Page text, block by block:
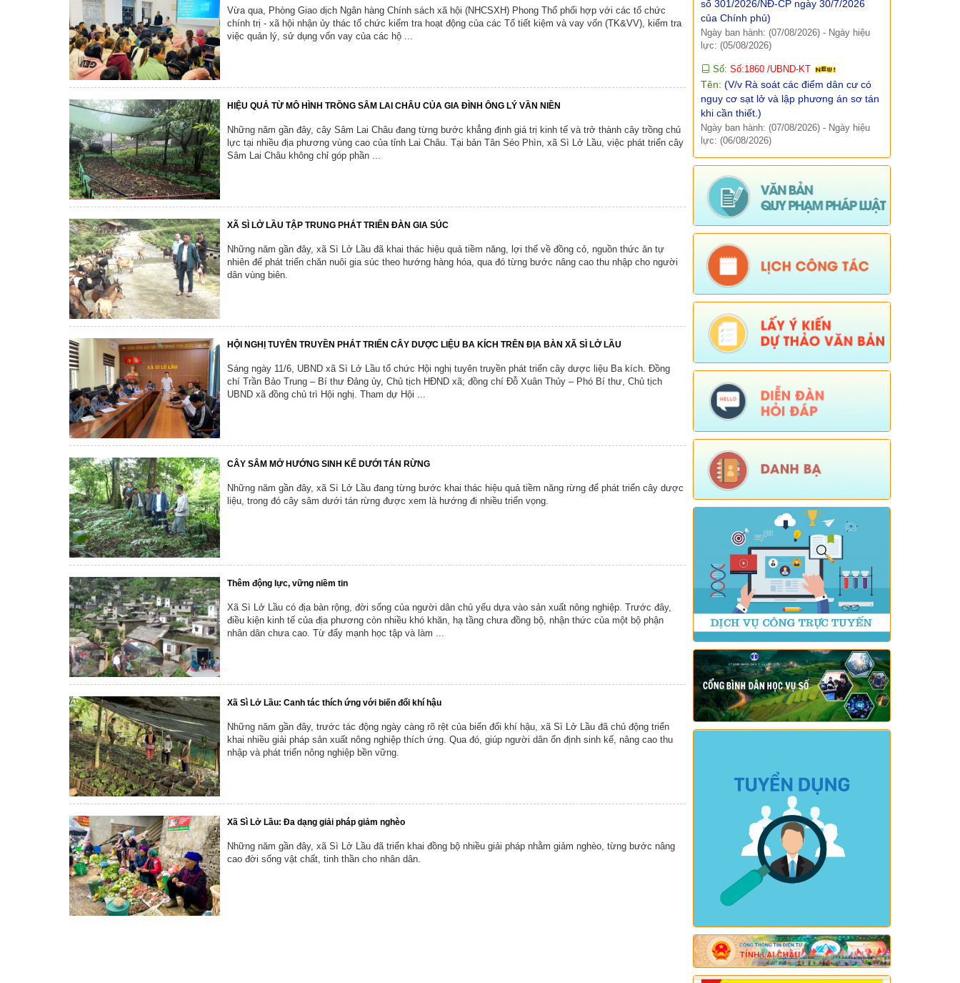
Tổ chức khác
Ban xây dựng đảng
Người tốt , việc tốt
Hoạt động của HĐND xã
Hoạt động của UBND xã
Chuyển đổi số và bình dân học vụ số
Thể thao
Chương trình công tác, giấy mời
UBND xã
UBND tỉnh Lai Châu
Chứng khoán Báo cáo, số liệu thống kê
Văn bản quy phạm pháp luật
Lịch công tác
Kết quả chương trình, đề tài khoa học
Vừa qua, Phòng Giao dịch Ngân hàng Chính sách xã hội (NHCSXH) Phong Thổ phối hợp với các tổ chức
chính trị - xã hội nhận ủy thác tổ chức kiểm tra hoạt động của các Tổ tiết kiệm và vay vốn (TK&VV), kiểm tra
việc quản lý, sử dụng vốn vay của các hộ ...
HIỆU QUẢ TỪ MÔ HÌNH TRỒNG SÂM LAI CHÂU CỦA GIA ĐÌNH ÔNG LÝ VẦN NIỀN
Những năm gần đây, cây Sâm Lai Châu đang từng bước khẳng định giá trị kinh tế và trở thành cây trồng chủ
lực tại nhiều địa phương vùng cao của tỉnh Lai Châu. Tại bản Tân Séo Phìn, xã Sì Lở Lầu, việc phát triển cây
Sâm Lai Châu không chỉ góp phần ...
XÃ SÌ LỞ LẦU TẬP TRUNG PHÁT TRIỂN ĐÀN GIA SÚC
Những năm gần đây, xã Sì Lở Lầu đã khai thác hiệu quả tiềm năng, lợi thế về đồng cỏ, nguồn thức ăn tự
nhiên để phát triển chăn nuôi gia súc theo hướng hàng hóa, qua đó từng bước nâng cao thu nhập cho người
dân vùng biên.
HỘI NGHỊ TUYÊN TRUYỀN PHÁT TRIỂN CÂY DƯỢC LIỆU BA KÍCH TRÊN ĐỊA BÀN XÃ SÌ LỞ LẦU
Sáng ngày 11/6, UBND xã Sì Lở Lầu tổ chức Hội nghị tuyên truyền phát triển cây dược liệu Ba kích. Đồng
chí Trần Bảo Trung – Bí thư Đảng ủy, Chủ tịch HĐND xã; đồng chí Đỗ Xuân Thủy – Phó Bí thư, Chủ tịch
UBND xã đồng chủ trì Hội nghị. Tham dự Hội ...
CÂY SÂM MỞ HƯỚNG SINH KẾ DƯỚI TÁN RỪNG
Những năm gần đây, xã Sì Lở Lầu đang từng bước khai thác hiệu quả tiềm năng rừng để phát triển cây dược
liệu, trong đó cây sâm dưới tán rừng được xem là hướng đi nhiều triển vọng.
Thêm động lực, vững niềm tin
Xã Sì Lở Lầu có địa bàn rộng, đời sống của người dân chủ yếu dựa vào sản xuất nông nghiệp. Trước đây,
điều kiện kinh tế của địa phương còn nhiều khó khăn, hạ tầng chưa đồng bộ, nhận thức của một bộ phận
nhân dân chưa cao. Từ đẩy mạnh học tập và làm ...
Xã Sì Lở Lầu: Canh tác thích ứng với biến đổi khí hậu
Những năm gần đây, trước tác động ngày càng rõ rệt của biến đổi khí hậu, xã Sì Lở Lầu đã chủ động triển
khai nhiều giải pháp sản xuất nông nghiệp thích ứng. Qua đó, giúp người dân ổn định sinh kế, nâng cao thu
nhập và phát triển nông nghiệp bền vững.
Xã Sì Lở Lầu: Đa dạng giải pháp giảm nghèo
Những năm gần đây, xã Sì Lở Lầu đã triển khai đồng bộ nhiều giải pháp nhằm giảm nghèo, từng bước nâng
cao đời sống vật chất, tinh thần cho nhân dân.
Ngày ban hành: (07/08/2026) -Ngày hiệu
lực: (05/08/2026)
Số:Số:1860 /UBND-KT
nguy cơ sạt lở và lập phương án sơ tán
khi cần thiết.)
Ngày ban hành: (07/08/2026) -Ngày hiệu
lực: (06/08/2026)
Số:Số: 1851/UBND-VHXH
hệ thống thông tin, cơ sở dữ liệu, nền
tảng số được giao quản lý, vận hành
trên địa bàn xã Sì Lở Lầu)
Ngày ban hành: (06/08/2026) -Ngày hiệu
lực: (05/08/2026)
Số:Số: 511/QĐ-BBT
Tên:(QUYẾT ĐỊNH Về việc ban hành
Quy chế tổ chức và hoạt động của
Trang thông tin điện tử xã Sì Lở Lầu)
Ngày ban hành: (06/08/2026) -Ngày hiệu
lực: (05/08/2026)
Số: Số:1844 /KH-UBND
Tên:(KẾ HOẠCH Truyền thông hưởng
ứng Tuần lễ Thế giới Nuôi con bằng
sữa mẹ năm 2026)
Ngày ban hành: (05/08/2026) -
lực: (05/08/2026)
Số:Số:1840 /UBND-KT
Tên:(V/v rà soát đối tượng để thực hiện
chính sách về đất đai quy định tại Điều
16 và khoản 3 Điều 124 Luật Đất đai)
Ngày ban hành: (05/08/2026)
lực: (04/08/2026)
(Mời dự Hội nghị Báo cáo viên cấp
Ngày ban hành: (05/08/2026)
Số: Số: 1836/UBND-VP
Tên:(V/v triển khai thực hiện Nghị định
số 265/2026/NĐ-CP và Nghị định số
266/2026/NĐ-CP của Chính phủ về tiết
kiệm, chống lãng phí.)
Ngày ban hành: (05/08/2026) -Ngày hiệu
lực: (04/08/2026)
Số:Số: 1839/KH-UBND
Tên:(KẾ HOẠCH Công tác phổ biến,
lực: (04/08/2026)
Số: 1721/KH-UBND
(KẾ HOẠCH Tổ chức Hội nghị tổng
kết năm học 2025-2026, triển khai
nhiệm vụ năm học 2026-2027)
Ngày ban hành: (04/08/2026) -
lực: (24/07/2026)